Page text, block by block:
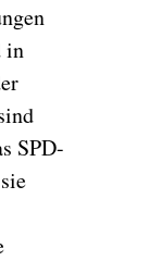
in
SPD-